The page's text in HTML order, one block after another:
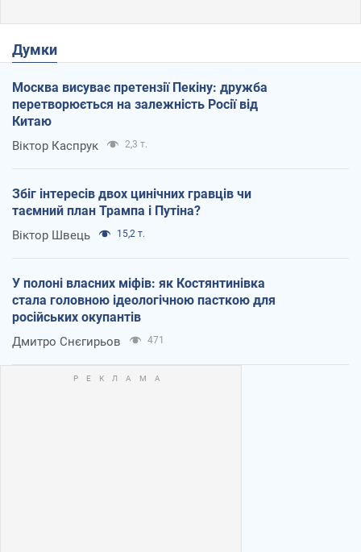
Думки
Москва висуває претензії Пекіну: дружба
перетворюється на залежність Росії від
Китаю
Віктор Каспрук 2,3 т.
Збіг інтересів двох цинічних гравців чи
таємний план Трампа і Путіна?
Віктор Швець 15,2 т.
У полоні власних міфів: як Костянтинівка
стала головною ідеологічною пасткою для
російських окупантів
Дмитро Снєгирьов 471